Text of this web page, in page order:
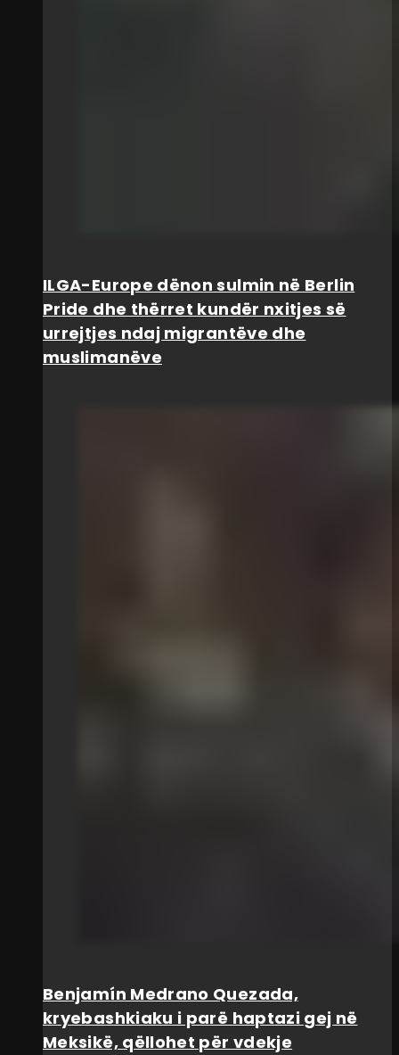
ILGA-Europe dënon sulmin në Berlin
Pride dhe thërret kundër nxitjes së
urrejtjes ndaj migrantëve dhe
muslimanëve
Benjamín Medrano Quezada,
kryebashkiaku i parë haptazi gej në
Meksikë, qëllohet për vdekje